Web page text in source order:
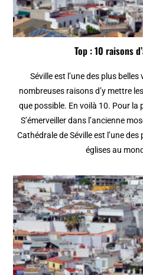
Top : 10 raisons
Séville est l’une des plus belles
nombreuses raisons d’y mettre
que possible. En voilà 10. Pour la
S’émerveiller dans l’ancienne
Cathédrale de Séville est l’une
églises au